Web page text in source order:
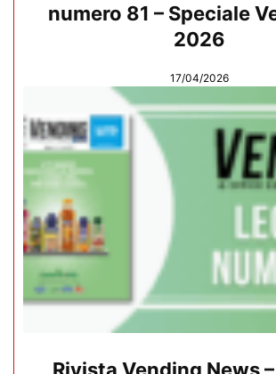
numero 81 – Speciale
2026
17/04/2026